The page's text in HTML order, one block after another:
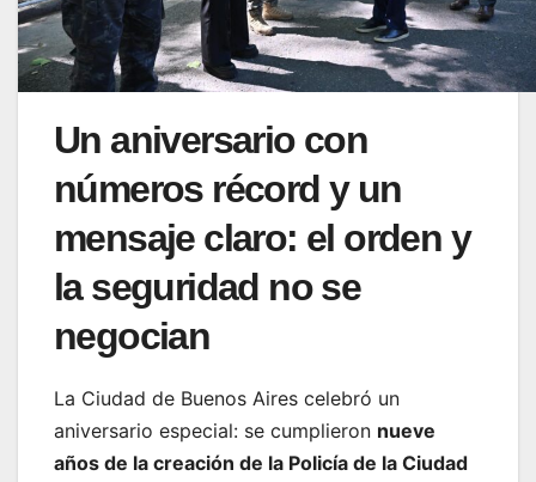
Un aniversario con
números récord y un
mensaje claro: el orden y
la seguridad no se
negocian
La Ciudad de Buenos Aires celebró un
aniversario especial: se cumplieron nueve
años de la creación de la Policía de la Ciudad